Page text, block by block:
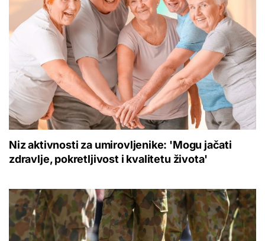
Niz aktivnosti za umirovljenike: 'Mogu jačati
zdravlje, pokretljivost i kvalitetu života'